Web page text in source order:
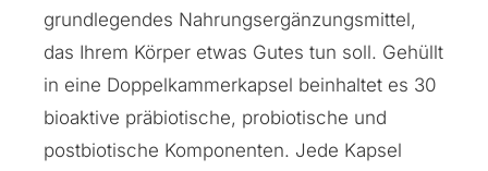
grundlegendes Nahrungsergänzungsmittel,
das Ihrem Körper etwas Gutes tun soll. Gehüllt
in eine Doppelkammerkapsel beinhaltet es 30
bioaktive präbiotische, probiotische und
postbiotische Komponenten. Jede Kapsel